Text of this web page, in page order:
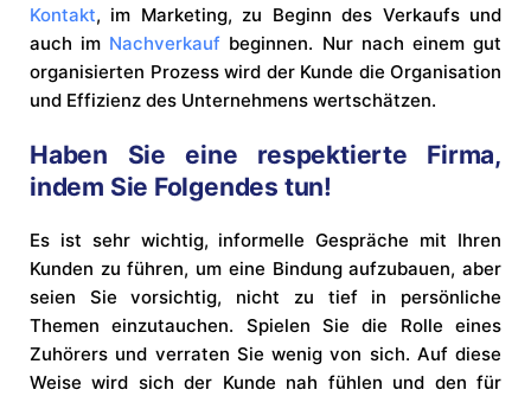
Kontakt, im Marketing, zu Beginn des Verkaufs und
auch im Nachverkauf beginnen. Nur nach einem gut
organisierten Prozess wird der Kunde die Organisation
und Effizienz des Unternehmens wertschätzen.
Haben Sie eine respektierte Firma,
indem Sie Folgendes tun!
Es ist sehr wichtig, informelle Gespräche mit Ihren
Kunden zu führen, um eine Bindung aufzubauen, aber
seien Sie vorsichtig, nicht zu tief in persönliche
Themen einzutauchen. Spielen Sie die Rolle eines
Zuhörers und verraten Sie wenig von sich. Auf diese
Weise wird sich der Kunde nah fühlen und den für